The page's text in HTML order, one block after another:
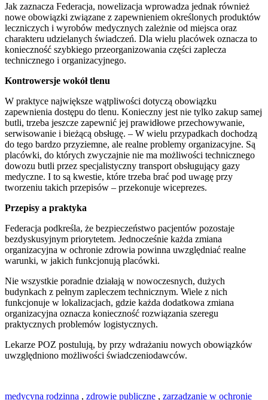
Jak zaznacza Federacja, nowelizacja wprowadza jednak również
nowe obowiązki związane z zapewnieniem określonych produktów
leczniczych i wyrobów medycznych zależnie od miejsca oraz
charakteru udzielanych świadczeń. Dla wielu placówek oznacza to
konieczność szybkiego przeorganizowania części zaplecza
technicznego i organizacyjnego.
Kontrowersje wokół tlenu
W praktyce największe wątpliwości dotyczą obowiązku
zapewnienia dostępu do tlenu. Konieczny jest nie tylko zakup samej
butli, trzeba jeszcze zapewnić jej prawidłowe przechowywanie,
serwisowanie i bieżącą obsługę. – W wielu przypadkach dochodzą
do tego bardzo przyziemne, ale realne problemy organizacyjne. Są
placówki, do których zwyczajnie nie ma możliwości technicznego
dowozu butli przez specjalistyczny transport obsługujący gazy
medyczne. I to są kwestie, które trzeba brać pod uwagę przy
tworzeniu takich przepisów – przekonuje wiceprezes.
Przepisy a praktyka
Federacja podkreśla, że bezpieczeństwo pacjentów pozostaje
bezdyskusyjnym priorytetem. Jednocześnie każda zmiana
organizacyjna w ochronie zdrowia powinna uwzględniać realne
warunki, w jakich funkcjonują placówki.
Nie wszystkie poradnie działają w nowoczesnych, dużych
budynkach z pełnym zapleczem technicznym. Wiele z nich
funkcjonuje w lokalizacjach, gdzie każda dodatkowa zmiana
organizacyjna oznacza konieczność rozwiązania szeregu
praktycznych problemów logistycznych.
Lekarze POZ postulują, by przy wdrażaniu nowych obowiązków
uwzględniono możliwości świadczeniodawców.
medycyna rodzinna , zdrowie publiczne , zarządzanie w ochronie